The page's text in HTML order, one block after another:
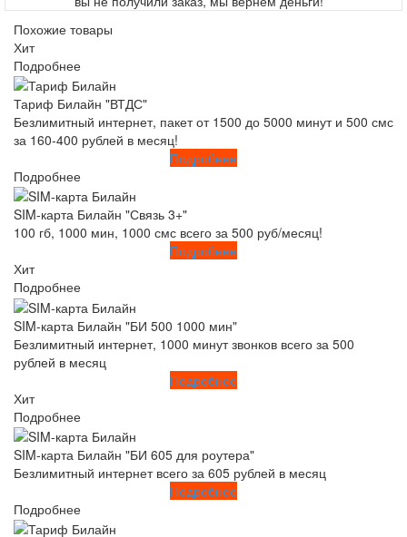
Похожие товары
Хит
Подробнее
Тариф Билайн "ВТДС"
Безлимитный интернет, пакет от 1500 до 5000 минут и 500 смс
за 160-400 рублей в месяц!
Подробнее
Подробнее
SIM-карта Билайн "Связь 3+"
100 гб, 1000 мин, 1000 смс всего за 500 руб/месяц!
Подробнее
Хит
Подробнее
SIM-карта Билайн "БИ 500 1000 мин"
Безлимитный интернет, 1000 минут звонков всего за 500
рублей в месяц
Подробнее
Хит
Подробнее
SIM-карта Билайн "БИ 605 для роутера"
Безлимитный интернет всего за 605 рублей в месяц
Подробнее
Подробнее